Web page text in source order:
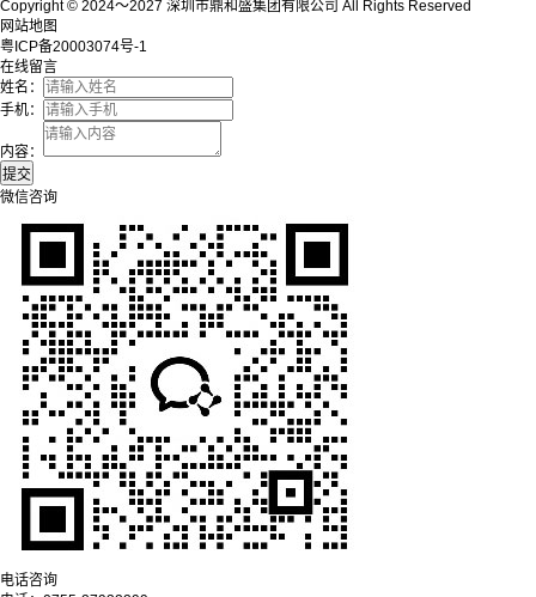
Copyright © 2024～2027 深圳市鼎和盛集团有限公司 All Rights Reserved
网站地图
粤ICP备20003074号-1
在线留言
姓名：
手机：
内容：
微信咨询
电话咨询